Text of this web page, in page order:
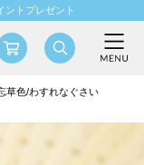
ントプレゼント
草色/わすれなぐさい